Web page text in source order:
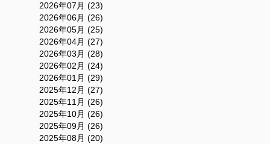
2026年07月 (23)
2026年06月 (26)
2026年05月 (25)
2026年04月 (27)
2026年03月 (28)
2026年02月 (24)
2026年01月 (29)
2025年12月 (27)
2025年11月 (26)
2025年10月 (26)
2025年09月 (26)
2025年08月 (20)